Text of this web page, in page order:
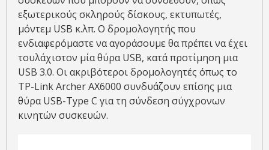
εξωτερικούς σκληρούς δίσκους, εκτυπωτές,
μόντεμ USB κ.λπ. Ο δρομολογητής που
ενδιαφερόμαστε να αγοράσουμε θα πρέπει να έχει
τουλάχιστον μία θύρα USB, κατά προτίμηση μια
USB 3.0. Οι ακριβότεροι δρομολογητές όπως το
TP-Link Archer AX6000 συνδυάζουν επίσης μια
θύρα USB-Type C για τη σύνδεση σύγχρονων
κινητών συσκευών.